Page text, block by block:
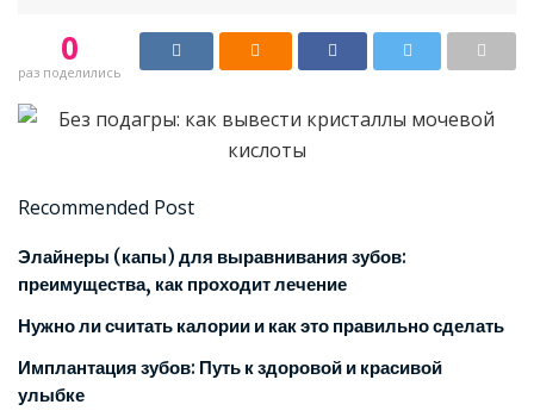
0
раз поделились
Recommended Post
Элайнеры (капы) для выравнивания зубов:
преимущества, как проходит лечение
Нужно ли считать калории и как это правильно сделать
Имплантация зубов: Путь к здоровой и красивой
улыбке